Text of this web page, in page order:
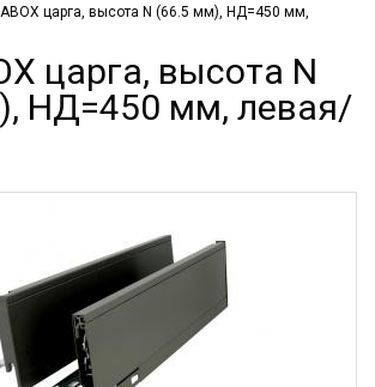
царга, высота N (66.5 мм), НД=450 мм,
царга, высота N
НД=450 мм, левая/